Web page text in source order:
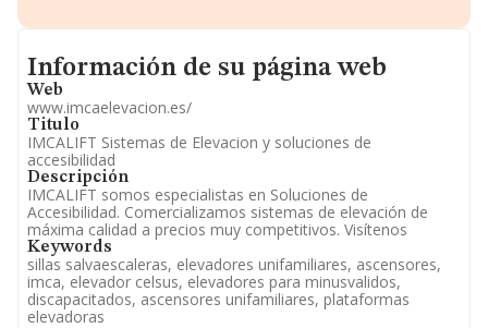
Información oficial y registral complementaria.
Informacion de su página web
Información de su página web
Web
www.imcaelevacion.es/
Titulo
IMCALIFT Sistemas de Elevacion y soluciones de
accesibilidad
Descripción
IMCALIFT somos especialistas en Soluciones de
Accesibilidad. Comercializamos sistemas de elevación de
máxima calidad a precios muy competitivos. Visítenos
Keywords
sillas salvaescaleras, elevadores unifamiliares, ascensores,
imca, elevador celsus, elevadores para minusvalidos,
discapacitados, ascensores unifamiliares, plataformas
elevadoras